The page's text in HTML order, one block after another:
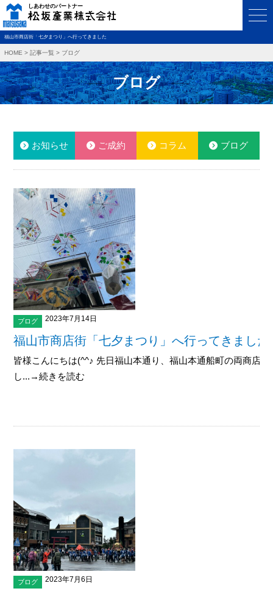
福山市商店街「七夕まつり」へ行ってきました
HOME > 記事一覧 > ブログ
ブログ
お知らせ ご成約 コラム ブログ
ブログ 2023年7月14日
福山市商店街「七夕まつり」へ行ってきました
皆様こんにちは(^^♪ 先日福山本通り、福山本通船町の両商店
し...→続きを読む
ブログ 2023年7月6日